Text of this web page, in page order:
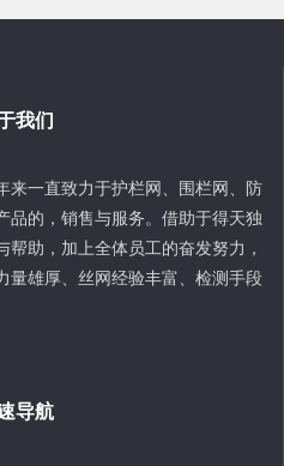
我们
来一直致力于护栏网、围栏网、防
品的，销售与服务。借助于得天独
助，加上全体员工的奋发努力，
量雄厚、丝网经验丰富、检测手段
导航